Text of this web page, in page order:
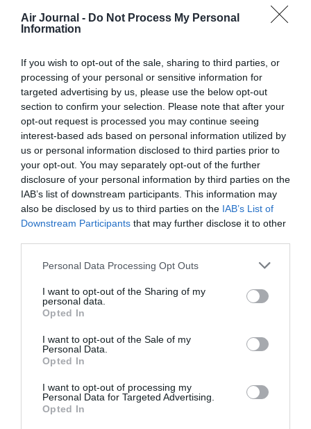
Air Journal - Do Not Process My Personal
Information
If you wish to opt-out of the sale, sharing to third parties, or
processing of your personal or sensitive information for
targeted advertising by us, please use the below opt-out
section to confirm your selection. Please note that after your
opt-out request is processed you may continue seeing
interest-based ads based on personal information utilized by
us or personal information disclosed to third parties prior to
your opt-out. You may separately opt-out of the further
disclosure of your personal information by third parties on the
IAB’s list of downstream participants. This information may
also be disclosed by us to third parties on the IAB’s List of
Downstream Participants that may further disclose it to other
Personal Data Processing Opt Outs
I want to opt-out of the Sharing of my
personal data.
Opted In
I want to opt-out of the Sale of my
Personal Data.
Opted In
I want to opt-out of processing my
Personal Data for Targeted Advertising.
Opted In
Vous avez apprécié l’article ?
Soutenez-nous, faites un don !
NOUS SOUTENIR
Facebook
Surprisea commenté :